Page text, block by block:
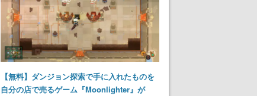
【無料】ダンジョン探索で手に入れたものを
自分の店で売るゲーム『Moonlighter』が